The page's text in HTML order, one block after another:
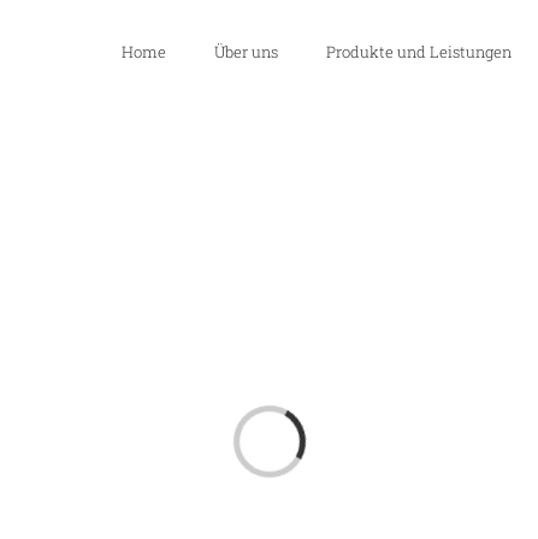
Home Über uns Produkte und Leistungen
Loading...